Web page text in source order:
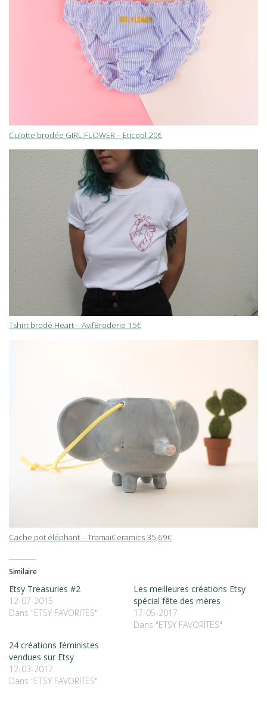
Culotte brodée GIRL FLOWER – Eticool 20€
Tshirt brodé Heart – AvifBroderie 15€
Cache pot éléphant – TramaiCeramics 35,69€
Similaire
Etsy Treasuries #2
12-07-2015
Dans "ETSY FAVORITES"
Les meilleures créations Etsy
spécial fête des mères
17-05-2017
Dans "ETSY FAVORITES"
24 créations féministes
vendues sur Etsy
12-03-2017
Dans "ETSY FAVORITES"